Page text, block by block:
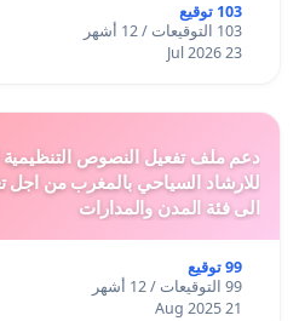
103 توقيع
103 التوقيعات / 12 أشهر
23 Jul 2026
للارشاد السياحي بالمغرب من اجل
الى فئة المدن والمدارات
99 توقيع
99 التوقيعات / 12 أشهر
21 Aug 2025